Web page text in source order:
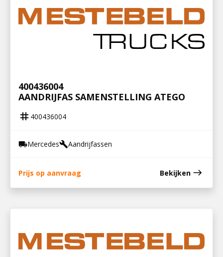
400436004
AANDRIJFAS SAMENSTELLING ATEGO
tag 400436004
local_shippingMercedesbuildAandrijfassen
Prijs op aanvraag Bekijken east